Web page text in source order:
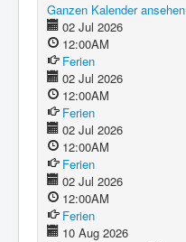
Ganzen Kalender ansehen
02 Jul 2026
12:00AM
Ferien
02 Jul 2026
12:00AM
Ferien
02 Jul 2026
12:00AM
Ferien
02 Jul 2026
12:00AM
Ferien
10 Aug 2026